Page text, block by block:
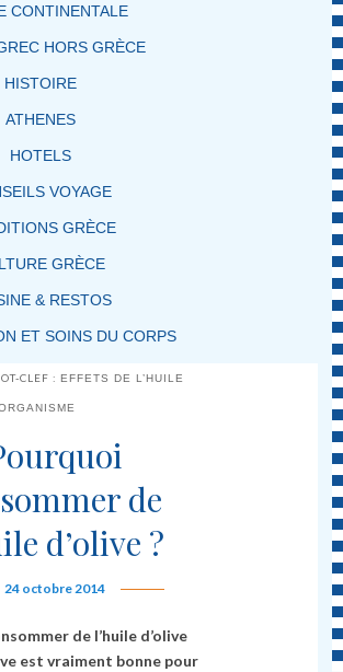
CONTINENTALE
HORS GRÈCE
HISTOIRE
ATHENES
HOTELS
VOYAGE
GRÈCE
GRÈCE
& RESTOS
ET SOINS DU CORPS
CLEF :EFFETS DE L’HUILE
de
d’olive ?
24 octobre 2014
de l’huile d’olive
est vraiment bonne pour